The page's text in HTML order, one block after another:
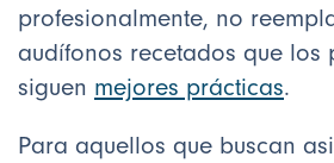
profesionalmente, no
audífonos recetados que los
siguen mejores prácticas.
Para aquellos que buscan